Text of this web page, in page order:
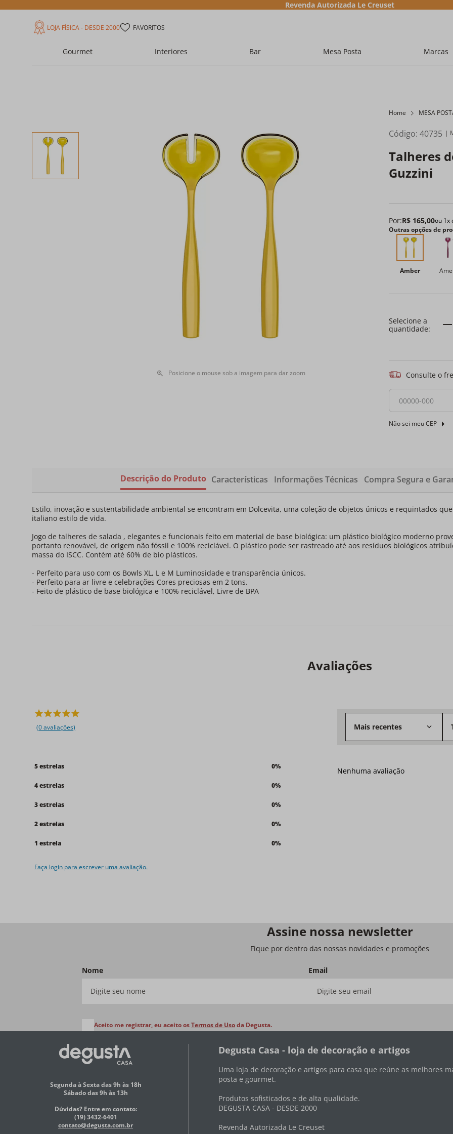
Revenda Autorizada Le Creuset
LOJA FÍSICA - DESDE 2000 FAVORITOS
Gourmet Interiores Bar Mesa Posta Marcas
Posicione o mouse sob a imagem para dar zoom
Home MESA
Código:40735
Talheres
Guzzini
Por:R$ 165,00ou 1x
Outras opções de
Amber
Consulte o
Não sei meu CEP
Descrição do Produto Características Informações Técnicas Compra Segura e
Estilo, inovação e sustentabilidade ambiental se encontram em Dolcevita, uma coleção de objetos únicos e requintados
italiano estilo de vida.
Jogo de talheres de salada , elegantes e funcionais feito em material de base biológica: um plástico biológico moderno
portanto renovável, de origem não fóssil e 100% reciclável. O plástico pode ser rastreado até aos resíduos biológicos
massa do ISCC. Contém até 60% de bio plásticos.
- Perfeito para uso com os Bowls XL, L e M Luminosidade e transparência únicos.
- Perfeito para ar livre e celebrações Cores preciosas em 2 tons.
- Feito de plástico de base biológica e 100% reciclável, Livre de BPA
Avaliações
(0 avaliações)
5 estrelas 0%
4 estrelas 0%
3 estrelas 0%
2 estrelas 0%
1 estrela 0%
Faça login para escrever uma avaliação.
Mais recentes
Nenhuma avaliação
Assine nossa newsletter
Fique por dentro das nossas novidades e promoções
Nome Email
Aceito me registrar, eu aceito osTermos de Usoda Degusta.
Segunda à Sexta das 9h às 18h
Sábado das 9h às 13h
Dúvidas? Entre em contato:
(19) 3432-6401
contato@degusta.com.br
Degusta Casa - loja de decoração e artigos
Uma loja de decoração e artigos para casa que reúne as melhores
posta e gourmet.
Produtos sofisticados e de alta qualidade.
DEGUSTA CASA - DESDE 2000
Revenda Autorizada Le Creuset